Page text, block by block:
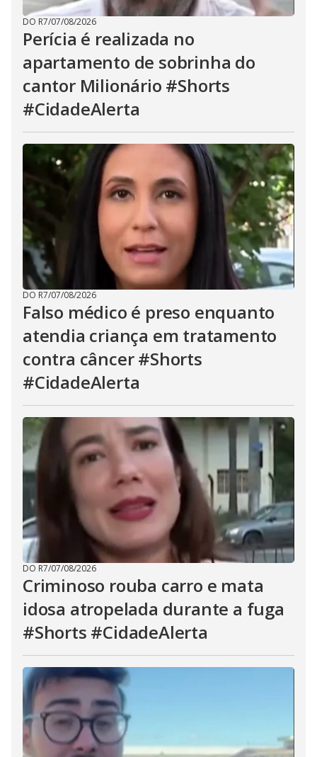
DO R7/07/08/2026
Perícia é realizada no
apartamento de sobrinha do
cantor Milionário #Shorts
#CidadeAlerta
DO R7/07/08/2026
Falso médico é preso enquanto
atendia criança em tratamento
contra câncer #Shorts
#CidadeAlerta
DO R7/07/08/2026
Criminoso rouba carro e mata
idosa atropelada durante a fuga
#Shorts #CidadeAlerta